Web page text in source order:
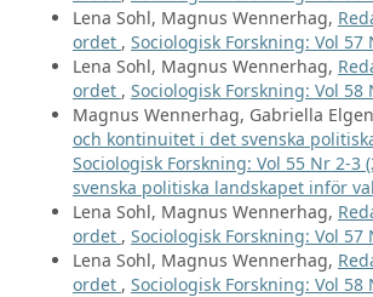
Lena Sohl, Magnus Wennerhag,
ordet , Sociologisk Forskning: Vol 57
Lena Sohl, Magnus Wennerhag,
ordet , Sociologisk Forskning: Vol 58
Magnus Wennerhag, Gabriella
och kontinuitet i det svenska
Sociologisk Forskning: Vol 55 Nr 2-3
svenska politiska landskapet inför
Lena Sohl, Magnus Wennerhag,
ordet , Sociologisk Forskning: Vol 57
Lena Sohl, Magnus Wennerhag,
ordet , Sociologisk Forskning: Vol 58